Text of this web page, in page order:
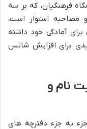
فرهنگیان، که بر سه
مصاحبه استوار است،
آمادگی خود داشته
برای افزایش شانس
نام و
به جزء دفترچه های